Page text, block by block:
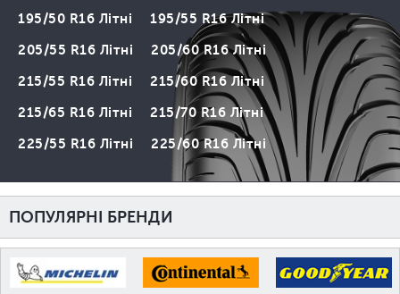
195/50 R16 Літні
195/55 R16 Літні
205/55 R16 Літні
205/60 R16 Літні
215/55 R16 Літні
215/60 R16 Літні
215/65 R16 Літні
215/70 R16 Літні
225/55 R16 Літні
225/60 R16 Літні
ПОПУЛЯРНІ БРЕНДИ